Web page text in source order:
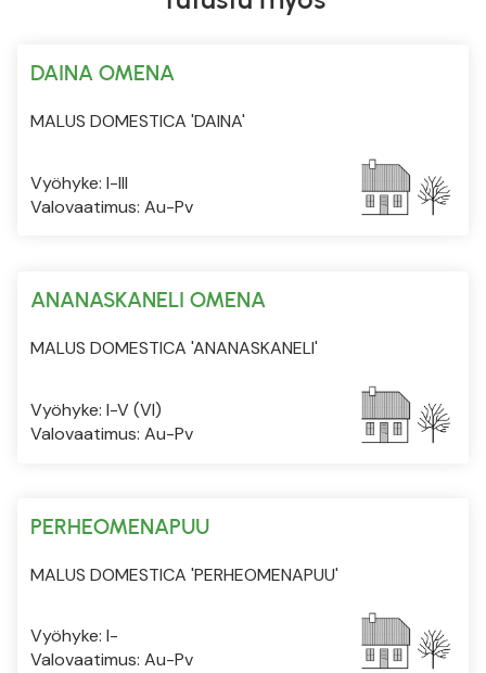
DAINA OMENA
MALUS DOMESTICA 'DAINA'
Vyöhyke: I-III
Valovaatimus: Au-Pv
ANANASKANELI OMENA
MALUS DOMESTICA 'ANANASKANELI'
Vyöhyke: I-V (VI)
Valovaatimus: Au-Pv
PERHEOMENAPUU
MALUS DOMESTICA 'PERHEOMENAPUU'
Vyöhyke: I-
Valovaatimus: Au-Pv